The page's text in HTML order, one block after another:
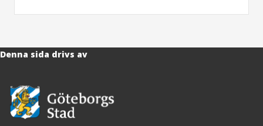
Denna sida drivs av